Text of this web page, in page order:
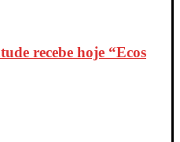
recebe hoje “Ecos